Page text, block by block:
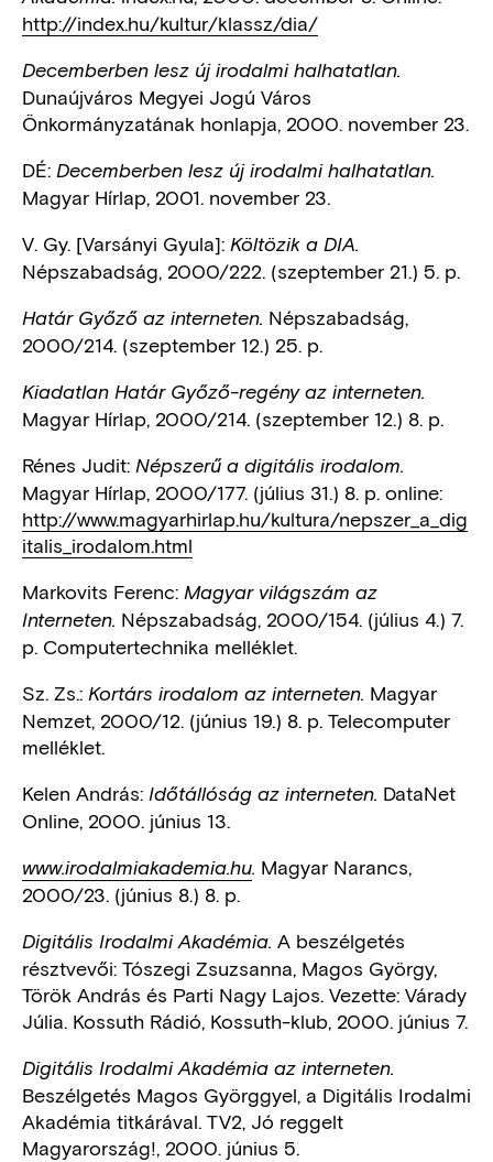
http://index.hu/kultur/klassz/dia/
Decemberben lesz új irodalmi halhatatlan.
Dunaújváros Megyei Jogú Város
Önkormányzatának honlapja, 2000. november 23.
DÉ: Decemberben lesz új irodalmi halhatatlan.
Magyar Hírlap, 2001. november 23.
V. Gy. [Varsányi Gyula]: Költözik a DIA.
Népszabadság, 2000/222. (szeptember 21.) 5. p.
Határ Győző az interneten. Népszabadság,
2000/214. (szeptember 12.) 25. p.
Kiadatlan Határ Győző-regény az interneten.
Magyar Hírlap, 2000/214. (szeptember 12.) 8. p.
Rénes Judit: Népszerű a digitális irodalom.
Magyar Hírlap, 2000/177. (július 31.) 8. p. online:
http://www.magyarhirlap.hu/kultura/nepszer_a_dig
italis_irodalom.html
Markovits Ferenc: Magyar világszám az
Interneten. Népszabadság, 2000/154. (július 4.) 7.
p. Computertechnika melléklet.
Sz. Zs.: Kortárs irodalom az interneten. Magyar
Nemzet, 2000/12. (június 19.) 8. p. Telecomputer
melléklet.
Kelen András: Időtállóság az interneten. DataNet
Online, 2000. június 13.
www.irodalmiakademia.hu. Magyar Narancs,
2000/23. (június 8.) 8. p.
Digitális Irodalmi Akadémia. A beszélgetés
résztvevői: Tószegi Zsuzsanna, Magos György,
Török András és Parti Nagy Lajos. Vezette: Várady
Júlia. Kossuth Rádió, Kossuth-klub, 2000. június 7.
Digitális Irodalmi Akadémia az interneten.
Beszélgetés Magos Györggyel, a Digitális Irodalmi
Akadémia titkárával. TV2, Jó reggelt
Magyarország!, 2000. június 5.